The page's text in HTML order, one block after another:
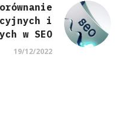
i
w SEO
19/12/2022